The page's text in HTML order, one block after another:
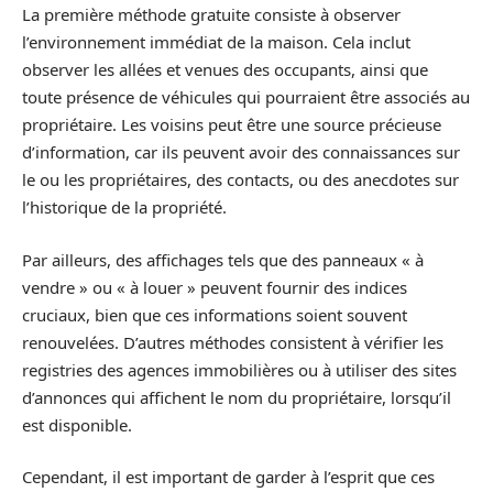
La première méthode gratuite consiste à observer
l’environnement immédiat de la maison. Cela inclut
observer les allées et venues des occupants, ainsi que
toute présence de véhicules qui pourraient être associés au
propriétaire. Les voisins peut être une source précieuse
d’information, car ils peuvent avoir des connaissances sur
le ou les propriétaires, des contacts, ou des anecdotes sur
l’historique de la propriété.
Par ailleurs, des affichages tels que des panneaux « à
vendre » ou « à louer » peuvent fournir des indices
cruciaux, bien que ces informations soient souvent
renouvelées. D’autres méthodes consistent à vérifier les
registries des agences immobilières ou à utiliser des sites
d’annonces qui affichent le nom du propriétaire, lorsqu’il
est disponible.
Cependant, il est important de garder à l’esprit que ces